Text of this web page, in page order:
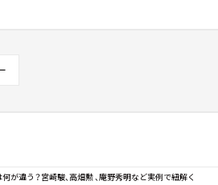
何が違う？宮崎駿、高畑勲 、庵野秀明など実例で紐解く